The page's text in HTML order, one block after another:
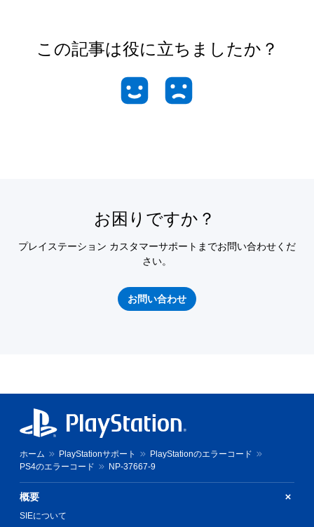
この記事は役に立ちましたか？
お困りですか？
プレイステーション カスタマーサポートまでお問い合わせくだ
さい。
お問い合わせ
ホーム PlayStationサポート
PlayStationのエラーコード
PS4のエラーコード
NP-37667-9
概要
SIEについて